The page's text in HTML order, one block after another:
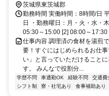
茨城県東茨城郡
勤務時間 実働時間：8時間/日
日 ・勤務曜日：月・火・水・
05:30～15:00 [2] 08:00～17:30
仕事内容 調理済の食材を湯煎
要！すぐにはじめられるお仕
い」と言っていただけること
す。 みんなで役割分...
学歴不問 車通勤OK 経験不問 交通費
シフト制
寮・社宅あり 食事補助あり